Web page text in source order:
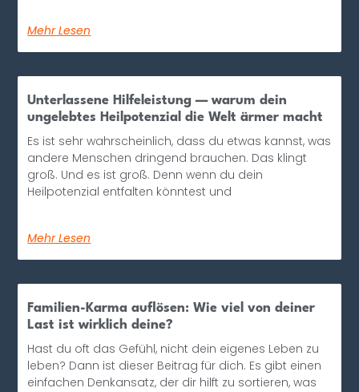
Mehr Lesen
Unterlassene Hilfeleistung — warum dein
ungelebtes Heilpotenzial die Welt ärmer macht
Es ist sehr wahrscheinlich, dass du etwas kannst, was
andere Menschen dringend brauchen. Das klingt
groß. Und es ist groß. Denn wenn du dein
Heilpotenzial entfalten könntest und
Mehr Lesen
Familien-Karma auflösen: Wie viel von deiner
Last ist wirklich deine?
Hast du oft das Gefühl, nicht dein eigenes Leben zu
leben? Dann ist dieser Beitrag für dich. Es gibt einen
einfachen Denkansatz, der dir hilft zu sortieren, was